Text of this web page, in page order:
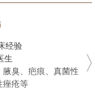
经验
生
腋臭、疤痕、真菌性
痤疮等